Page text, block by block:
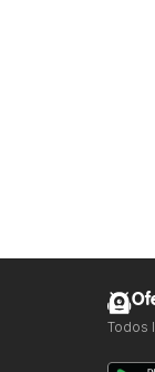
Todos